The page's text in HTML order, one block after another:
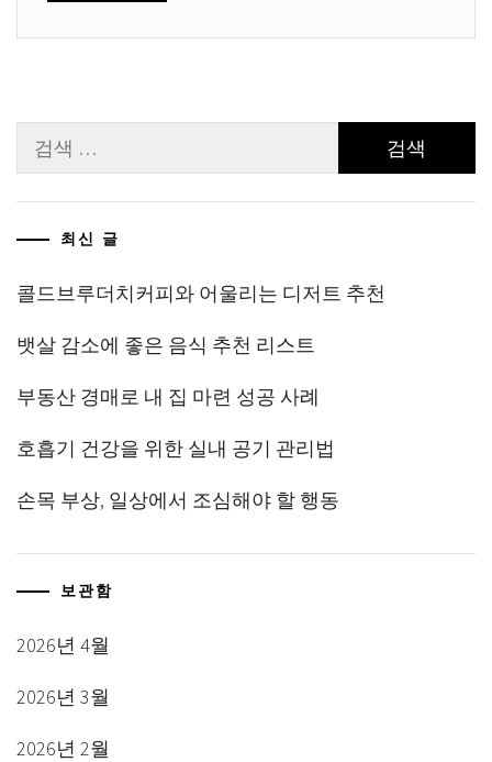
색:
최신 글
콜드브루더치커피와 어울리는 디저트 추천
뱃살 감소에 좋은 음식 추천 리스트
부동산 경매로 내 집 마련 성공 사례
호흡기 건강을 위한 실내 공기 관리법
손목 부상, 일상에서 조심해야 할 행동
보관함
2026년 4월
2026년 3월
2026년 2월